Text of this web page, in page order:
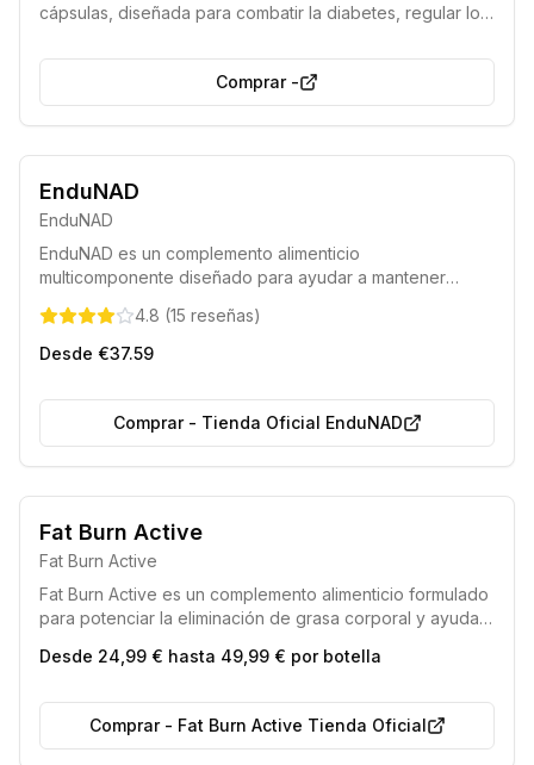
cápsulas, diseñada para combatir la diabetes, regular los
plena, sin necesidad de receta médica.
Comprar-
Fórmula avanzada
EnduNAD
EnduNAD
EnduNAD es un complemento alimenticio
multicomponente diseñado para ayudar a mantener
metabolismo energético normal, disminuye la fatiga y el
cansancio, y asiste en la correcta síntesis de la cisteína,
4.8 (15 reseñas)
Desde €37.59
Comprar- Tienda Oficial EnduNAD
Envío rápido en 24 horas.
Fat Burn Active
Fat Burn Active
Fat Burn Active es un complemento alimenticio formulado
para potenciar la eliminación de grasa corporal y ayudar
sus componentes naturales.
Desde 24,99 € hasta 49,99 € por botella
Comprar- Fat Burn Active Tienda Oficial